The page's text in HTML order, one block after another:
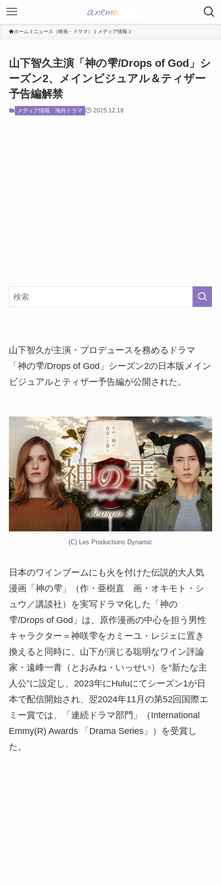
ホーム ニュース（映画・ドラマ） メディア情報
山下智久主演「神の雫/Drops of God」シ
ーズン2、メインビジュアル＆ティザー
予告編解禁
メディア情報 海外ドラマ 2025.12.18
山下智久が主演・プロデュースを務めるドラマ
「神の雫/Drops of God」シーズン2の日本版メイン
ビジュアルとティザー予告編が公開された。
(C) Les Productions Dynamic
日本のワインブームにも火を付けた伝説的大人気
漫画「神の雫」（作・亜樹直 画・オキモト・シ
ュウ／講談社）を実写ドラマ化した「神の
雫/Drops of God」は、原作漫画の中心を担う男性
キャラクター＝神咲雫をカミーユ・レジェに置き
換えると同時に、山下が演じる聡明なワイン評論
家・遠峰一青（とおみね・いっせい）を“新たな主
人公”に設定し、2023年にHuluにてシーズン1が日
本で配信開始され、翌2024年11月の第52回国際エ
ミー賞では、「連続ドラマ部門」（International
Emmy(R) Awards 「Drama Series」）を受賞し
た。